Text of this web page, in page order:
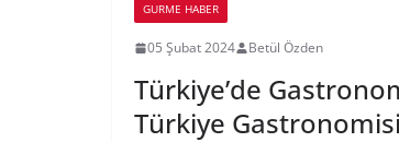
GURME HABER
05 Şubat 2024 Betül Özden
Türkiye’de
Türkiye